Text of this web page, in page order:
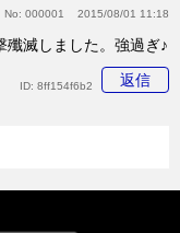
No: 000001 2015/08/01 11:18
殲滅しました。強過ぎ♪
返信
ID: 8ff154f6b2